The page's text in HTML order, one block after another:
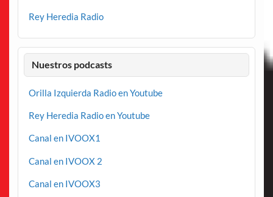
Rey Heredia Radio
Nuestros podcasts
Orilla Izquierda Radio en Youtube
Rey Heredia Radio en Youtube
Canal en IVOOX1
Canal en IVOOX 2
Canal en IVOOX3